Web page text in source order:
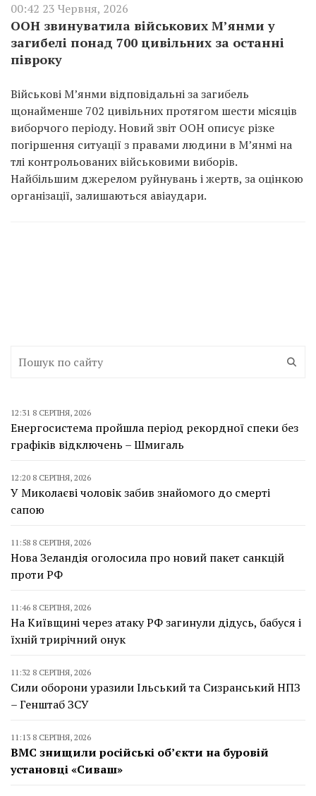
00:42 23 Червня, 2026
ООН звинуватила військових М’янми у
загибелі понад 700 цивільних за останні
півроку
Військові М’янми відповідальні за загибель
щонайменше 702 цивільних протягом шести місяців
виборчого періоду. Новий звіт ООН описує різке
погіршення ситуації з правами людини в М’янмі на
тлі контрольованих військовими виборів.
Найбільшим джерелом руйнувань і жертв, за оцінкою
організації, залишаються авіаудари.
12:31 8 СЕРПНЯ, 2026
Енергосистема пройшла період рекордної спеки без
графіків відключень – Шмигаль
12:20 8 СЕРПНЯ, 2026
У Миколаєві чоловік забив знайомого до смерті
сапою
11:58 8 СЕРПНЯ, 2026
Нова Зеландія оголосила про новий пакет санкцій
проти РФ
11:46 8 СЕРПНЯ, 2026
На Київщині через атаку РФ загинули дідусь, бабуся і
їхній трирічний онук
11:32 8 СЕРПНЯ, 2026
Сили оборони уразили Ільський та Сизранський НПЗ
– Генштаб ЗСУ
11:13 8 СЕРПНЯ, 2026
ВМС знищили російські об’єкти на буровій
установці «Сиваш»